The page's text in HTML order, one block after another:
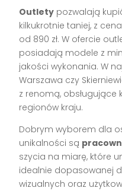
Outlety pozwalają
kilkukrotnie taniej, z
od 890 zł. W ofercie
posiadają modele z
jakości wykonania. W
Warszawa czy
z renomą, obsługujące
regionów kraju.
Dobrym wyborem dla
unikalności są
szycia na miarę, które
idealnie dopasowanej
wizualnych oraz